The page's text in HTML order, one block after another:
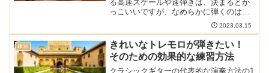
る高速スケールや速弾きは、決まるとか
っこいいですが、なめらかに弾くのは難
しいものです。どうすれば高速スケール
や速弾きをうまく弾けるのか、右手の弾
き方や練習方法を中心に解説します。こ
ちらでクラシックギターの...
2023.03.15
練習
きれいなトレモロが弾きたい！
そのための効果的な練習方法
クラシックギターの代表的な演奏方法の1